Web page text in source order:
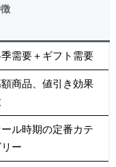
需要＋ギフト需要
商品、値引き効果
ル時期の定番カテ
ー